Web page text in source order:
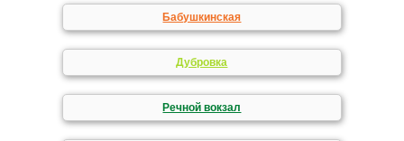
Бабушкинская
Дубровка
Речной вокзал